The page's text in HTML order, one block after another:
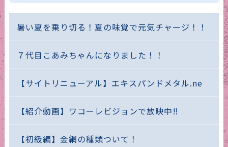
暑い夏を乗り切る！夏の味覚で元気チャージ！！
７代目こあみちゃんになりました！！
【サイトリニューアル】エキスパンドメタル.ne
【紹介動画】ワコーレビジョンで放映中‼
【初級編】金網の種類ついて！